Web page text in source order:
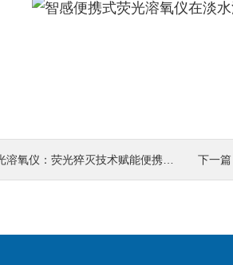
仪：荧光猝灭技术赋能便携水质监测新范式 下一